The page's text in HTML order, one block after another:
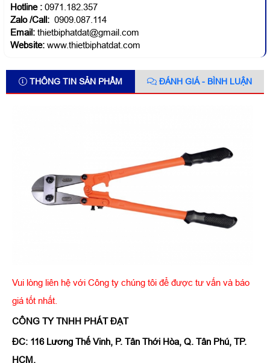
Hotline : 0971.182.357
Zalo /Call:0909.087.114
Email:thietbiphatdat@gmail.com
Website:www.thietbiphatdat.com
THÔNG TIN SẢN PHẨM ĐÁNH GIÁ - BÌNH LUẬN
Vui lòng liên hệ với Công ty chúng tôi để được tư vấn và báo
giá tốt nhất.
CÔNG TY TNHH PHÁT ĐẠT
ĐC: 116 Lương Thế Vinh, P. Tân Thới Hòa, Q. Tân Phú, TP.
HCM.